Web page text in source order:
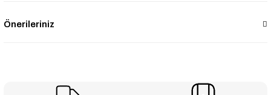
Önerileriniz